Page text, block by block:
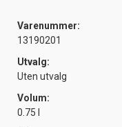
Varenummer:
13190201
Utvalg:
Uten utvalg
Volum:
0.75 l